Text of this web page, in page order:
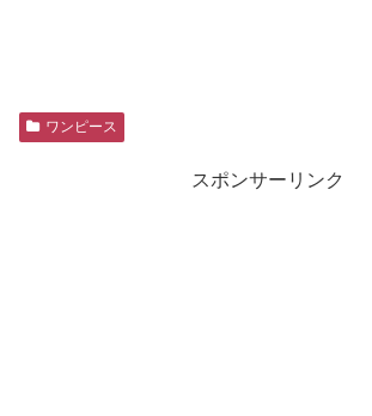
ワンピース
スポンサーリンク